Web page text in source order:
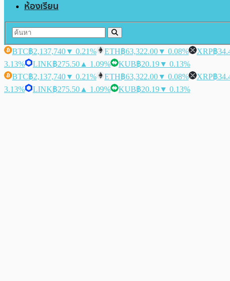
ห้องเรียน
BTC฿2,137,740▼ 0.21% ETH฿63,322.00▼ 0.08% XRP฿
3.13%
LINK฿275.50 ▲ 1.09% KUB฿20.19▼ 0.13%
BTC฿2,137,740▼ 0.21% ETH฿63,322.00▼ 0.08% XRP฿
3.13%
LINK฿275.50 ▲ 1.09% KUB฿20.19▼ 0.13%